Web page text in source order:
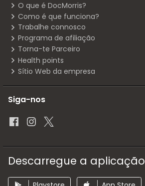
O que é DocMorris?
Como é que funciona?
Trabalhe connosco
Programa de afiliação
Torna-te Parceiro
Health points
Sítio Web da empresa
Siga-nos
Descarregue a aplicação